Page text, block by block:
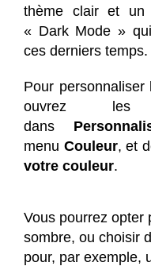
thème clair et un
« Dark Mode »
ces derniers temps.
Pour
ouvrez
dans
menu Couleur, et
votre couleur.
Vous pourrez opter
sombre, ou choisir
pour, par exemple,